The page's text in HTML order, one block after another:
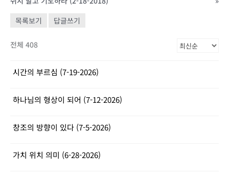
목록보기
답글쓰기
전체 408
시간의 부르심 (7-19-2026)
하나님의 형상이 되어 (7-12-2026)
창조의 방향이 있다 (7-5-2026)
가치 위치 의미 (6-28-2026)